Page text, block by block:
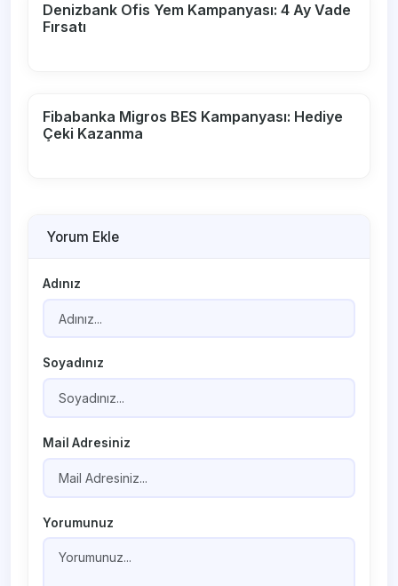
Denizbank Ofis Yem Kampanyası: 4 Ay Vade
Fırsatı
Fibabanka Migros BES Kampanyası: Hediye
Çeki Kazanma
Yorum Ekle
Adınız
Soyadınız
Mail Adresiniz
Yorumunuz